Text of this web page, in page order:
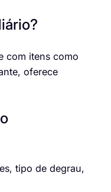
com itens como
oferece
tipo de degrau,